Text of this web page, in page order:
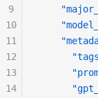
9
10
11
12
13
14